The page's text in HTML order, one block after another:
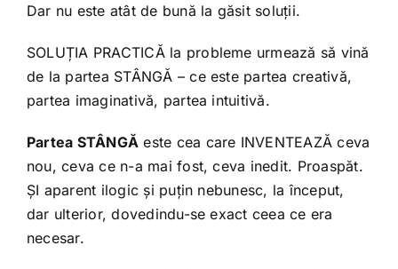
Dar nu este atât de bună la găsit soluții.
SOLUȚIA PRACTICĂ la probleme urmează să vină
de la partea STÂNGĂ – ce este partea creativă,
partea imaginativă, partea intuitivă.
Partea STÂNGĂ este cea care INVENTEAZĂ ceva
nou, ceva ce n-a mai fost, ceva inedit. Proaspăt.
ȘI aparent ilogic și puțin nebunesc, la început,
dar ulterior, dovedindu-se exact ceea ce era
necesar.